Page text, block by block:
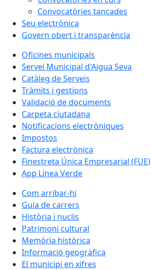
Convocatòries tancades
Seu electrònica
Govern obert i transparència
Oficines municipals
Servei Municipal d'Aigua Seva
Catàleg de Serveis
Tràmits i gestions
Validació de documents
Carpeta ciutadana
Notificacions electròniques
Impostos
Factura electrònica
Finestreta Única Empresarial (FUE)
App Línea Verde
Com arribar-hi
Guia de carrers
Història i nuclis
Patrimoni cultural
Memòria històrica
Informació geogràfica
El municipi en xifres